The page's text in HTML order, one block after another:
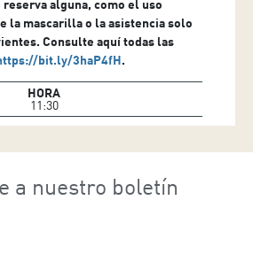
reserva alguna, como el uso
la mascarilla o la asistencia solo
Consulte aquí todas las
bit.ly/3haP4fH.
HORA
11:30
a nuestro boletín